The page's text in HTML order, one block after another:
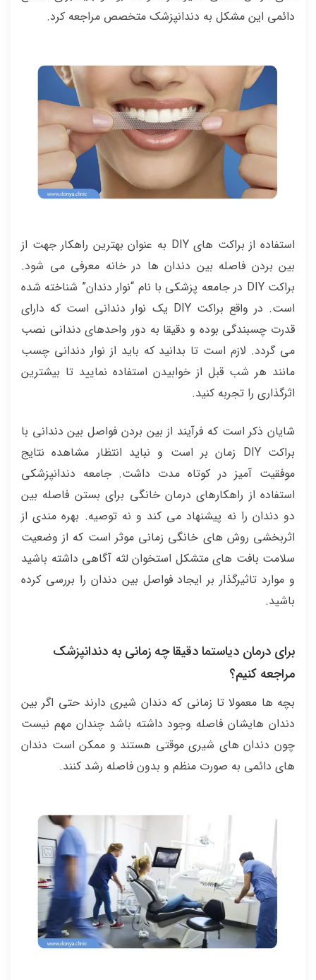
دائمی این مشکل به دندانپزشک متخصص مراجعه کرد.
استفاده از براکت های DIY به عنوان بهترین راهکار جهت از
بین بردن فاصله بین دندان ها در خانه معرفی می شود.
براکت DIY در جامعه پزشکی با نام “نوار دندان” شناخته شده
است. در واقع براکت DIY یک نوار دندانی است که دارای
قدرت چسبندگی بوده و دقیقا به دور واحدهای دندانی نصب
می گردد. لازم است تا بدانید که باید از نوار دندانی چسب
مانند هر شب قبل از خوابیدن استفاده نمایید تا بیشترین
اثرگذاری را تجربه کنید.
شایان ذکر است که فرآیند از بین بردن فواصل بین دندانی با
براکت DIY زمان بر است و نباید انتظار مشاهده نتایج
موفقیت آمیز در کوتاه مدت داشت. جامعه دندانپزشکی
استفاده از راهکارهای درمان خانگی برای بستن فاصله بین
دو دندان را نه پیشنهاد می کند و نه توصیه. بهره مندی از
اثربخشی روش های خانگی زمانی موثر است که از وضعیت
سلامت بافت های متشکل استخوان لثه آگاهی داشته باشید
و موارد تاثیرگذار بر ایجاد فواصل بین دندان را بررسی کرده
باشید.
برای درمان دیاستما دقیقا چه زمانی به دندانپزشک
مراجعه کنیم؟
بچه ها معمولا تا زمانی که دندان شیری دارند حتی اگر بین
دندان هایشان فاصله وجود داشته باشد چندان مهم نیست
چون دندان های شیری موقتی هستند و ممکن است دندان
های دائمی به صورت منظم و بدون فاصله رشد کنند.